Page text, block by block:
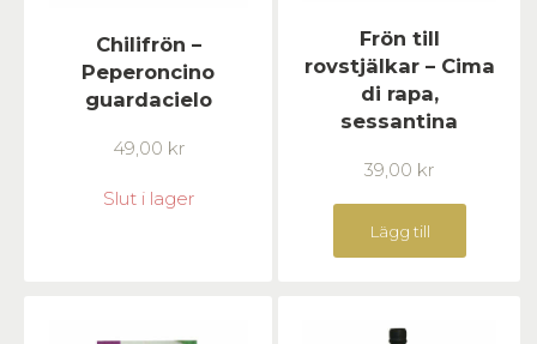
Chilifrön –
Peperoncino
guardacielo
49,00 kr
Slut i lager
Frön till
rovstjälkar – Cima
di rapa,
sessantina
39,00 kr
Lägg till